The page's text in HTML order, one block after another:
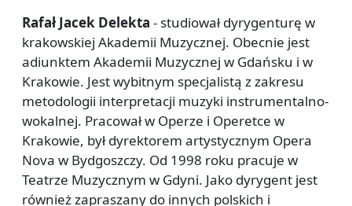
Rafał Jacek Delekta - studiował dyrygenturę w
krakowskiej Akademii Muzycznej. Obecnie jest
adiunktem Akademii Muzycznej w Gdańsku i w
Krakowie. Jest wybitnym specjalistą z zakresu
metodologii interpretacji muzyki instrumentalno-
wokalnej. Pracował w Operze i Operetce w
Krakowie, był dyrektorem artystycznym Opera
Nova w Bydgoszczy. Od 1998 roku pracuje w
Teatrze Muzycznym w Gdyni. Jako dyrygent jest
również zapraszany do innych polskich i